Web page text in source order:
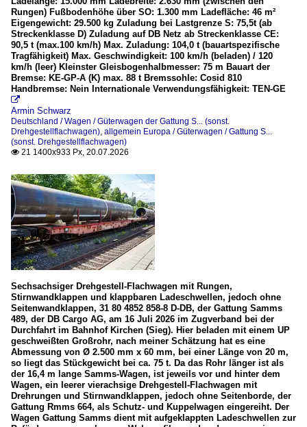
Österreich
Unternehmen
Rail Cargo Austria AG (RCW)
SETG (Salzburger Eisenbahn TransportLogistik GmbH)
Schweiz
Bahntechnische Anlagen
Rollbockgruben
Bildreportagen
Spurwechsel der BAM in Morges
Privatbahnen
BAM (Bière–Apples–Morges), heute MBC
Triebzüge (Schmalspur)
Be 4/4 (div. schweiz. Schmalspurbahnen)
Wagen (Schmalspur)
Rollböcke
Rungen) Fußbodenhöhe über SO: 1.300 mm Ladefläche: 46 m²
Eigengewicht: 29.500 kg Zuladung bei Lastgrenze S: 75,5t (ab
Streckenklasse D) Zuladung auf DB Netz ab Streckenklasse CE:
90,5 t (max.100 km/h) Max. Zuladung: 104,0 t (bauartspezifische
Tragfähigkeit) Max. Geschwindigkeit: 100 km/h (beladen) / 120
km/h (leer) Kleinster Gleisbogenhalbmesser: 75 m Bauart der
Bremse: KE-GP-A (K) max. 88 t Bremssohle: Cosid 810
Handbremse: Nein Internationale Verwendungsfähigkeit: TEN-GE

Armin Schwarz
Deutschland / Wagen / Güterwagen der Gattung S... (sonst.
Drehgestellflachwagen), allgemein Europa / Güterwagen / Gattung S...
(sonst. Drehgestellflachwagen)
 21 1400x933 Px, 20.07.2026
Sechsachsiger Drehgestell-Flachwagen mit Rungen,
Stirnwandklappen und klappbaren Ladeschwellen, jedoch ohne
Seitenwandklappen, 31 80 4852 858-8 D-DB, der Gattung Samms
489, der DB Cargo AG, am 16 Juli 2026 im Zugverband bei der
Durchfahrt im Bahnhof Kirchen (Sieg). Hier beladen mit einem UP
geschweißten Großrohr, nach meiner Schätzung hat es eine
Abmessung von Ø 2.500 mm x 60 mm, bei einer Länge von 20 m,
so liegt das Stückgewicht bei ca. 75 t. Da das Rohr länger ist als
der 16,4 m lange Samms-Wagen, ist jeweils vor und hinter dem
Wagen, ein leerer vierachsige Drehgestell-Flachwagen mit
Drehrungen und Stirnwandklappen, jedoch ohne Seitenborde, der
Gattung Rmms 664, als Schutz- und Kuppelwagen eingereiht. Der
Wagen Gattung Samms dient mit aufgeklappten Ladeschwellen zur